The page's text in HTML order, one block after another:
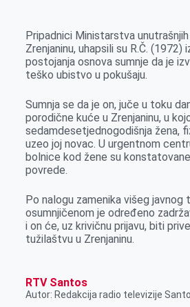
b
o
o
e
n
g
r
e
d
I
r
s
A
Pripadnici Ministarstva
Zrenjaninu, uhapsili su R.Č. (1972)
postojanja osnova sumnje da je
teško ubistvo u pokušaju.
Sumnja se da je on, juče u toku
porodične kuće u Zrenjaninu, u
sedamdesetjednogodišnja žena,
uzeo joj novac. U urgentnom
bolnice kod žene su
povrede.
Po nalogu zamenika višeg javnog
osumnjičenom je određeno
i on će, uz krivičnu prijavu, biti
tužilaštvu u Zrenjaninu.
RTV Santos
Autor: Redakcija radio televizije